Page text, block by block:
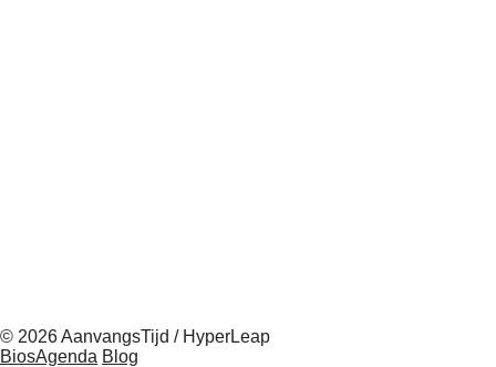
© 2026 AanvangsTijd / HyperLeap
BiosAgenda Blog